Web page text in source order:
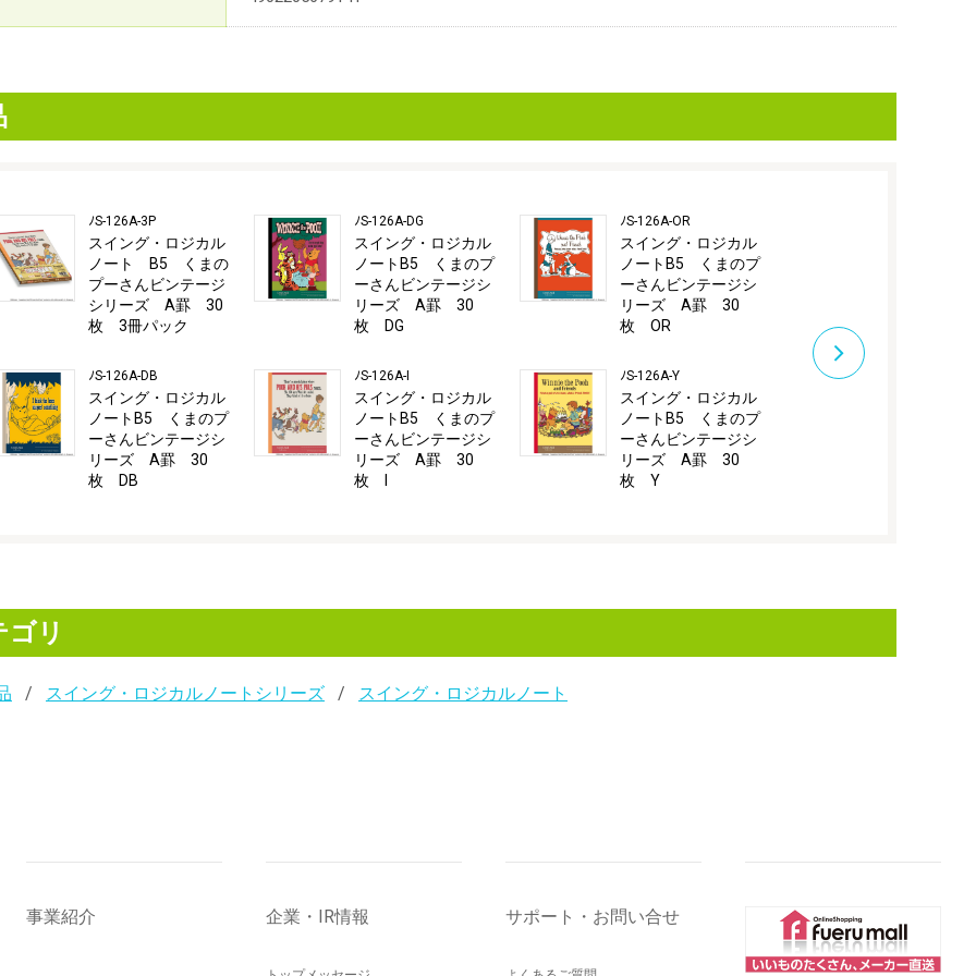
ﾉS-126A-3P
スイング・ロジカル
ノート B5 くまの
プーさんビンテージ
シリーズ A罫 30
枚 3冊パック
ﾉS-126A-DB
スイング・ロジカル
ノートB5 くまのプ
ーさんビンテージシ
リーズ A罫 30
枚 DB
ﾉS-126A-DG
スイング・ロジカル
ノートB5 くまのプ
ーさんビンテージシ
リーズ A罫 30
枚 DG
ﾉS-126A-I
スイング・ロジカル
ノートB5 くまのプ
ーさんビンテージシ
リーズ A罫 30
枚 I
ﾉS-126A-OR
スイング・ロジカル
ノートB5 くまのプ
ーさんビンテージシ
リーズ A罫 30
枚 OR
ﾉS-126A-Y
スイング・ロジカル
ノートB5 くまのプ
ーさんビンテージシ
リーズ A罫 30
枚 Y
リ
スイング・ロジカルノートシリーズ スイング・ロジカルノート
事業紹介 企業・IR情報 サポート・お問い合せ